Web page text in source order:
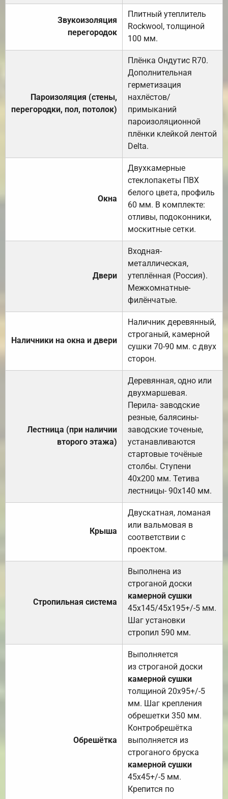
Звукоизоляция
перегородок
Плитный утеплитель
Rockwool, толщиной
100 мм.
Пароизоляция (стены,
перегородки, пол, потолок)
Плёнка Ондутис R70.
Дополнительная
герметизация
нахлёстов/
примыканий
пароизоляционной
плёнки клейкой лентой
Delta.
Окна
Двухкамерные
стеклопакеты ПВХ
белого цвета, профиль
60 мм. В комплекте:
отливы, подоконники,
москитные сетки.
Двери
Входная-
металлическая,
утеплённая (Россия).
Межкомнатные-
филёнчатые.
Наличники на окна и двери
Наличник деревянный,
строганый, камерной
сушки 70-90 мм. с двух
сторон.
Лестница (при наличии
второго этажа)
Деревянная, одно или
двухмаршевая.
Перила- заводские
резные, балясины-
заводские точеные,
устанавливаются
стартовые точёные
столбы. Ступени
40х200 мм. Тетива
лестницы- 90х140 мм.
Крыша
Двускатная, ломаная
или вальмовая в
соответствии с
проектом.
Стропильная система
Выполнена из
строганой доски
камерной сушки
45х145/45х195+/-5 мм.
Шаг установки
стропил 590 мм.
Обрешётка
Выполняется
из строганой доски
камерной сушки
толщиной 20х95+/-5
мм. Шаг крепления
обрешетки 350 мм.
Контробрешётка
выполняется из
строганого бруска
камерной сушки
45х45+/-5 мм.
Крепится по